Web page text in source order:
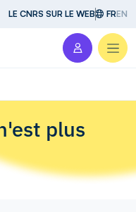
LE CNRS SUR LE WEB FREN
plus